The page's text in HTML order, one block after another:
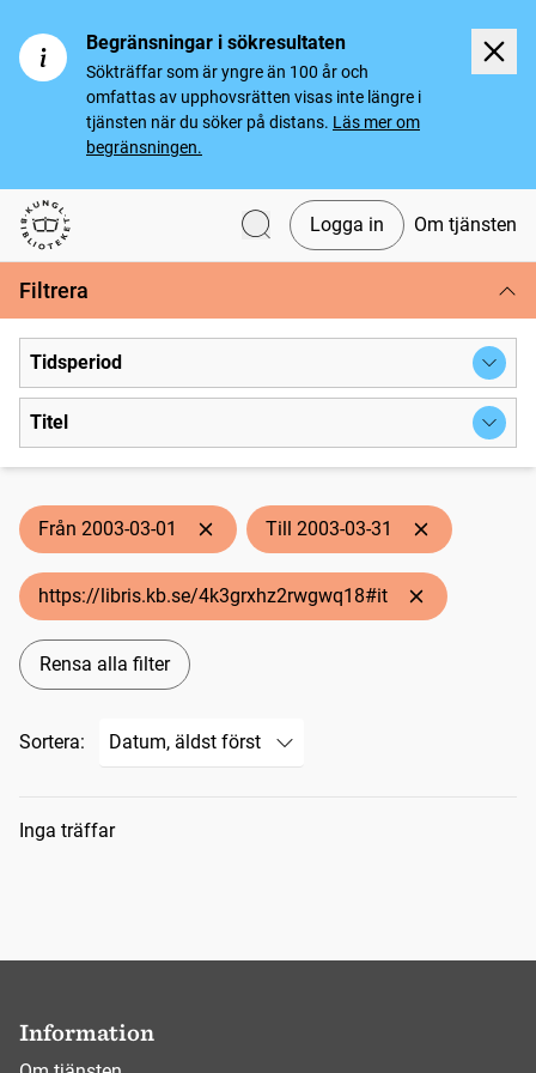
Begränsningar i sökresultaten
Sökträffar som är yngre än 100 år och
omfattas av upphovsrätten visas inte längre i
tjänsten när du söker på distans. Läs mer om
begränsningen.
Svenska tidningar
Logga in Om tjänsten
Filtrera
Tidsperiod
Titel
Från 2003-03-01 Till 2003-03-31
https://libris.kb.se/4k3grxhz2rwgwq18#it
Rensa alla filter
Sortera:
Sökresultat
Inga träffar
Information